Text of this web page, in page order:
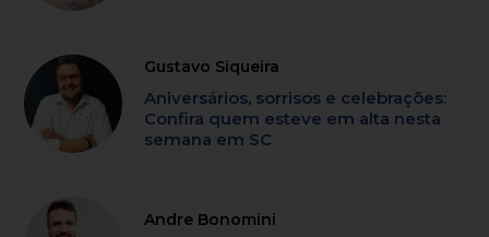
Gustavo Siqueira
Aniversários, sorrisos e celebrações:
Confira quem esteve em alta nesta
semana em SC
Andre Bonomini